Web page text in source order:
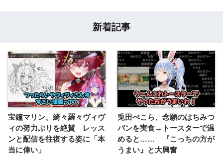
新着記事
宝鐘マリン、綺々羅々ヴィヴ
ィの努力ぶりを絶賛 レッス
ンと配信を往復する姿に「本
当に偉い」
兎田ぺこら、念願のはちみつ
パンを実食→トースターで温
めると…… 『こっちの方が
うまい』と大興奮